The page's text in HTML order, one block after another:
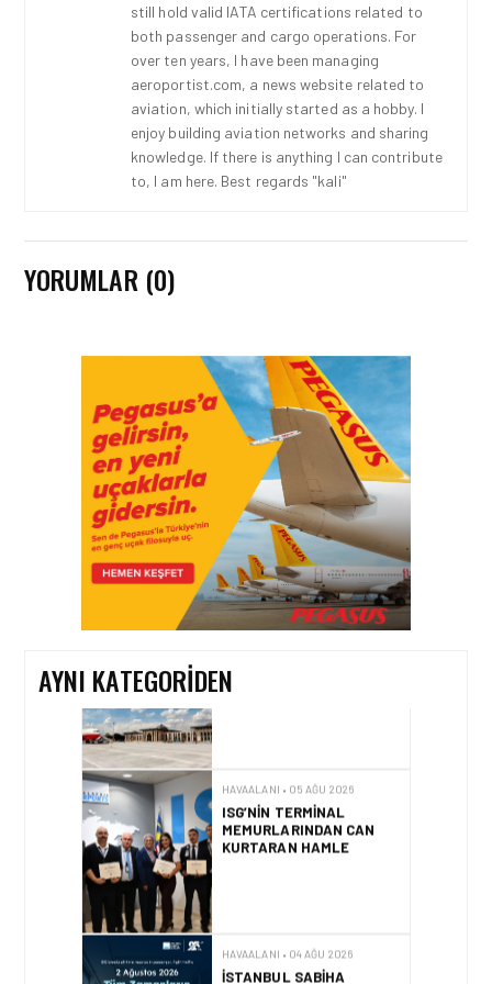
still hold valid IATA certifications related to
both passenger and cargo operations. For
over ten years, I have been managing
aeroportist.com, a news website related to
aviation, which initially started as a hobby. I
enjoy building aviation networks and sharing
knowledge. If there is anything I can contribute
to, I am here. Best regards "kali"
YORUMLAR (0)
AYNI KATEGORIDEN
HAVAALANI • 05 AĞU 2026
İSTANBUL VALI
YARDIMCISI BEKIR
DINKIRCI’DEN KONTROL
KULESI’NE ZIYARET
HAVAALANI • 05 AĞU 2026
TASARIMDAN GERÇEĞE:
ANKARA HAVALIMANI
DEVLET KONUKEVI
YOLCU REKORU KIRILDI